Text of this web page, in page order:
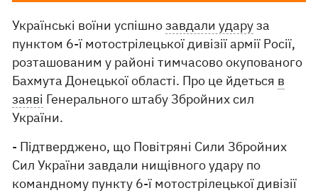
Українські воїни успішнозавдали ударуза
пунктом 6-ї мотострілецької дивізії армії Росії,
розташованим у районі тимчасово окупованого
Бахмута Донецької області. Про це йдеться в
заяві Генерального штабу Збройних сил
України.
- Підтверджено, що Повітряні Сили Збройних
Сил України завдали нищівного удару по
командному пункту 6-ї мотострілецької дивізії